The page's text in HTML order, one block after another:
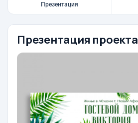
Презентация
Презентация проекта